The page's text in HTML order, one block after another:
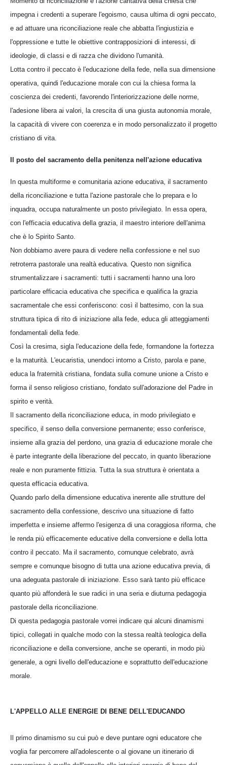
impegna i credenti a superare l'egoismo, causa ultima di ogni peccato,
e ad attuare una riconciliazione reale che abbatta l'ingiustizia e
l'oppressione e tutte le obiettive contrapposizioni di interessi, di
ideologie, di classi e di razza che dividono l'umanità.
Lotta contro il peccato è l'educazione della fede, nella sua dimensione
operativa, quindi l'educazione morale con cui la chiesa forma la
coscienza dei credenti, favorendo l'interiorizzazione delle norme,
l'adesione libera ai valori, la crescita di una giusta autonomia morale,
la capacità di vivere con coerenza e in modo personalizzato il progetto
cristiano di vita.
Il posto del sacramento della penitenza nell'azione educativa
In questa multiforme e comunitaria azione educativa, il sacramento
della riconciliazione e tutta l'azione pastorale che lo prepara e lo
inquadra, occupa naturalmente un posto privilegiato. In essa opera,
con l'efficacia educativa della grazia, il maestro interiore dell'anima
che è lo Spirito Santo.
Non dobbiamo avere paura di vedere nella confessione e nel suo
retroterra pastorale una realtà educativa. Questo non significa
strumentalizzare i sacramenti: tutti i sacramenti hanno una loro
particolare efficacia educativa che specifica e qualifica la grazia
sacramentale che essi conferiscono: così il battesimo, con la sua
struttura tipica di rito di iniziazione alla fede, educa gli atteggiamenti
fondamentali della fede.
Così la cresima, sigla l'educazione della fede, formandone la fortezza
e la maturità. L'eucaristia, unendoci intorno a Cristo, parola e pane,
educa la fraternità cristiana, fondata sulla comune unione a Cristo e
forma il senso religioso cristiano, fondato sull'adorazione del Padre in
spirito e verità.
Il sacramento della riconciliazione educa, in modo privilegiato e
specifico, il senso della conversione permanente; esso conferisce,
insieme alla grazia del perdono, una grazia di educazione morale che
è parte integrante della liberazione del peccato, in quanto liberazione
reale e non puramente fittizia. Tutta la sua struttura è orientata a
questa efficacia educativa.
Quando parlo della dimensione educativa inerente alle strutture del
sacramento della confessione, descrivo una situazione di fatto
imperfetta e insieme affermo l'esigenza di una coraggiosa riforma, che
le renda più efficacemente educative della conversione e della lotta
contro il peccato. Ma il sacramento, comunque celebrato, avrà
sempre e comunque bisogno di tutta una azione educativa previa, di
una adeguata pastorale di iniziazione. Esso sarà tanto più efficace
quanto più affonderà le sue radici in una seria e diuturna pedagogia
pastorale della riconciliazione.
Di questa pedagogia pastorale vorrei indicare qui alcuni dinamismi
tipici, collegati in qualche modo con la stessa realtà teologica della
riconciliazione e della conversione, anche se operanti, in modo più
generale, a ogni livello dell'educazione e soprattutto dell'educazione
morale.
L'APPELLO ALLE ENERGIE DI BENE DELL'EDUCANDO
Il primo dinamismo su cui può e deve puntare ogni educatore che
voglia far percorrere all'adolescente o al giovane un itinerario di